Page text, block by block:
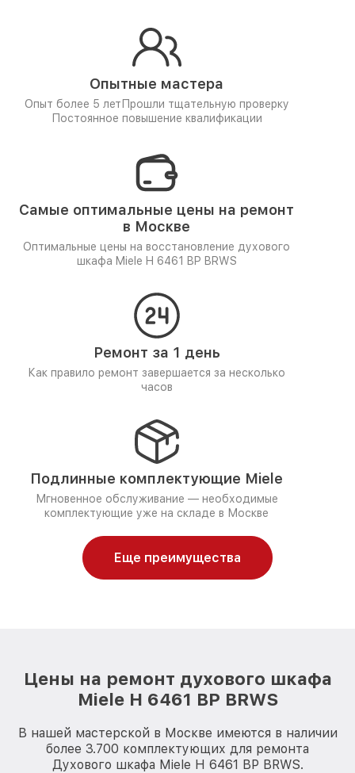
Опытные мастера
Опыт более 5 лет Прошли тщательную проверку
Постоянное повышение квалификации
Самые оптимальные цены на ремонт
в Москве
Оптимальные цены на восстановление духового
шкафа Miele H 6461 BP BRWS
Ремонт за 1 день
Как правило ремонт завершается за несколько
часов
Подлинные комплектующие Miele
Мгновенное обслуживание — необходимые
комплектующие уже на складе в Москве
Еще преимущества
Цены на ремонт духового шкафа
Miele H 6461 BP BRWS
В нашей мастерской в Москве имеются в наличии
более 3.700 комплектующих для ремонта
Духового шкафа Miele H 6461 BP BRWS.